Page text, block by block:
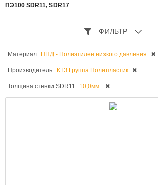
ПЭ100 SDR11, SDR17
ФИЛЬТР
Материал: ПНД - Полиэтилен низкого давления ✖
Производитель: КТЗ Группа Полипластик ✖
Толщина стенки SDR11: 10,0мм. ✖